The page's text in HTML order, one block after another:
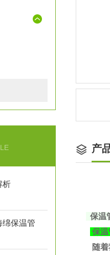
析
绵保温管
产
保温
保
随着